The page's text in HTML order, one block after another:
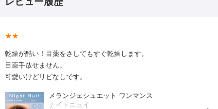
★★
乾燥が酷い！目薬をさしてもすぐ乾燥します。
目薬手放せません。
可愛いけどリピなしです。
メランジェシュエット ワンマンス
ナイトニュイ